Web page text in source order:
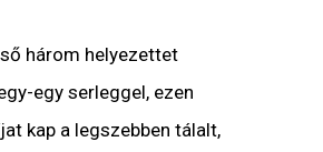
három helyezettet
egy serleggel, ezen
kap a legszebben tálalt,